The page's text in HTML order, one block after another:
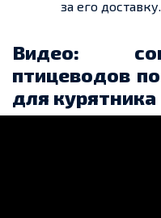
за его доставку.
Видео:
птицеводов
для курятника